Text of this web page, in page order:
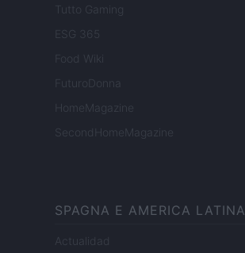
Tutto Gaming
ESG 365
Food Wiki
FuturoDonna
HomeMagazine
SecondHomeMagazine
SPAGNA E AMERICA LATINA
Actualidad